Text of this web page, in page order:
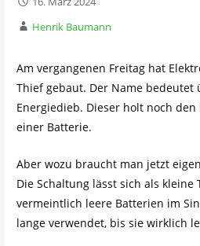
Henrik Baumann
Am vergangenen Freitag hat
Thief gebaut. Der Name bedeutet
Energiedieb. Dieser holt noch den
einer Batterie.
Aber wozu braucht man jetzt
Die Schaltung lässt sich als kleine
vermeintlich leere Batterien im
lange verwendet, bis sie wirklich